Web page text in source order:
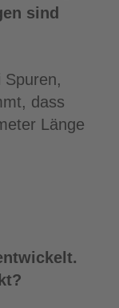
sind
Spuren,
dass
Länge